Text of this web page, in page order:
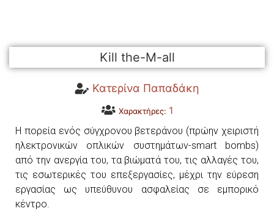
Kill the-M-all
Κατερίνα Παπαδάκη
Χαρακτήρες: 1
Η πορεία ενός σύγχρονου βετεράνου (πρώην χειριστή
ηλεκτρονικών οπλικών συστημάτων-smart bombs)
από την ανεργία του, τα βιώματά του, τις αλλαγές του,
τις εσωτερικές του επεξεργασίες, μέχρι την εύρεση
εργασίας ως υπεύθυνου ασφαλείας σε εμπορικό
κέντρο.